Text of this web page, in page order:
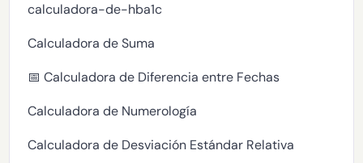
calculadora-de-hba1c
Calculadora de Suma
📅 Calculadora de Diferencia entre Fechas
Calculadora de Numerología
Calculadora de Desviación Estándar Relativa